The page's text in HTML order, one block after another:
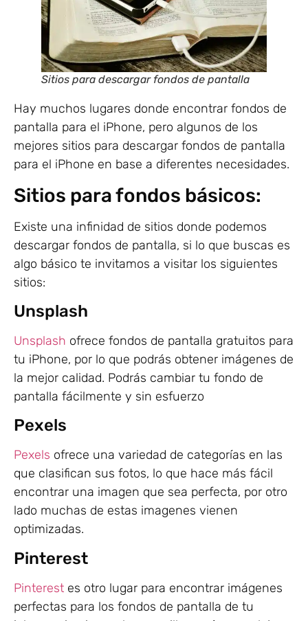
Sitios para descargar fondos de pantalla
Hay muchos lugares donde encontrar fondos de
pantalla para el iPhone, pero algunos de los
mejores sitios para descargar fondos de pantalla
para el iPhone en base a diferentes necesidades.
Sitios para fondos básicos:
Existe una infinidad de sitios donde podemos
descargar fondos de pantalla, si lo que buscas es
algo básico te invitamos a visitar los siguientes
sitios:
Unsplash
Unsplash ofrece fondos de pantalla gratuitos para
tu iPhone, por lo que podrás obtener imágenes de
la mejor calidad. Podrás cambiar tu fondo de
pantalla fácilmente y sin esfuerzo
Pexels
Pexels ofrece una variedad de categorías en las
que clasifican sus fotos, lo que hace más fácil
encontrar una imagen que sea perfecta, por otro
lado muchas de estas imagenes vienen
optimizadas.
Pinterest
Pinterest es otro lugar para encontrar imágenes
perfectas para los fondos de pantalla de tu